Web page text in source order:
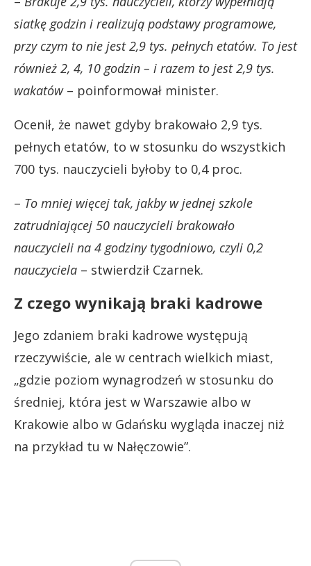
siatkę godzin i realizują podstawy programowe,
przy czym to nie jest 2,9 tys. pełnych etatów. To jest
również 2, 4, 10 godzin – i razem to jest 2,9 tys.
wakatów– poinformował minister.
Ocenił, że nawet gdyby brakowało 2,9 tys.
pełnych etatów, to w stosunku do wszystkich
700 tys. nauczycieli byłoby to 0,4 proc.
– To mniej więcej tak, jakby w jednej szkole
zatrudniającej 50 nauczycieli brakowało
nauczycieli na 4 godziny tygodniowo, czyli 0,2
nauczyciela – stwierdził Czarnek.
Z czego wynikają braki kadrowe
Jego zdaniem braki kadrowe występują
rzeczywiście, ale w centrach wielkich miast,
„gdzie poziom wynagrodzeń w stosunku do
średniej, która jest w Warszawie albo w
Krakowie albo w Gdańsku wygląda inaczej niż
na przykład tu w Nałęczowie”.